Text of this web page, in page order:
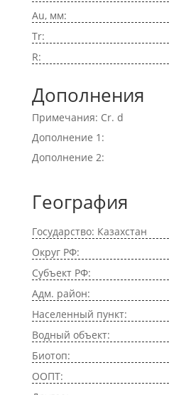
Au, мм:
Tr:
R:
Дополнения
Примечания: Cr. d
Дополнение 1:
Дополнение 2:
География
Государство: Казахстан
Округ РФ:
Субъект РФ:
Адм. район:
Населенный пункт:
Водный объект:
Биотоп:
ООПТ: